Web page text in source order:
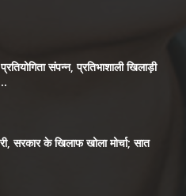
संपन्न, प्रतिभाशाली खिलाड़ी
सरकार के खिलाफ खोला मोर्चा; सात